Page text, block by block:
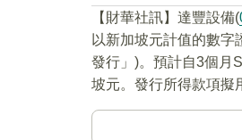
【財華社訊】達豐設備(
以新加坡元計值的數
發行」)。預計自3個月
坡元。發行所得款項擬